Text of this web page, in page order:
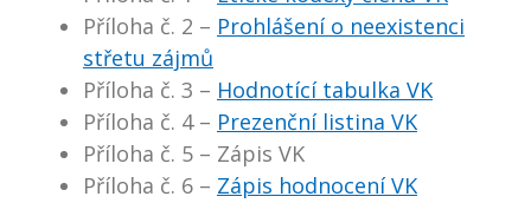
Příloha č. 2 – Prohlášení o neexistenci
střetu zájmů
Příloha č. 3 – Hodnotící tabulka VK
Příloha č. 4 – Prezenční listina VK
Příloha č. 5 – Zápis VK
Příloha č. 6 – Zápis hodnocení VK